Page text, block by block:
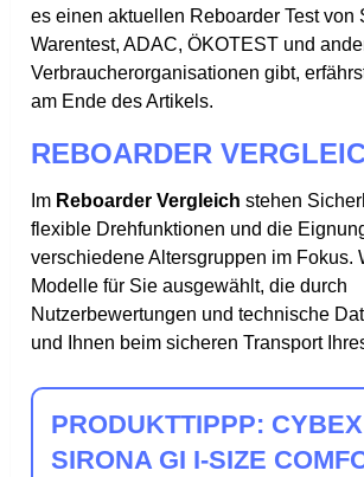
es einen aktuellen Reboarder Test von
Warentest, ADAC, ÖKOTEST und
Verbraucherorganisationen gibt,
am Ende des Artikels.
REBOARDER
Im Reboarder Vergleich stehen
flexible Drehfunktionen und die
verschiedene Altersgruppen im Fokus.
Modelle für Sie ausgewählt, die durch
Nutzerbewertungen und technische
und Ihnen beim sicheren Transport
PRODUKTTIPPP:
SIRONA GI I-SIZE